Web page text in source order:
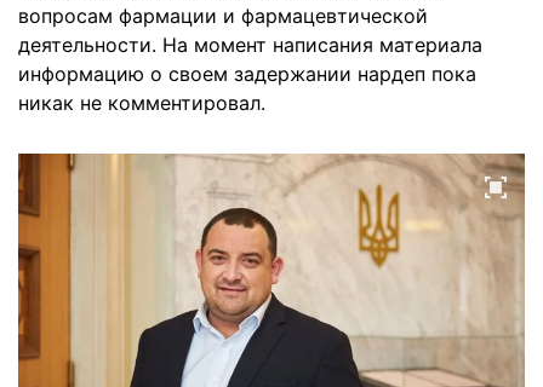
вопросам фармации и фармацевтической
деятельности. На момент написания материала
информацию о своем задержании нардеп пока
никак не комментировал.